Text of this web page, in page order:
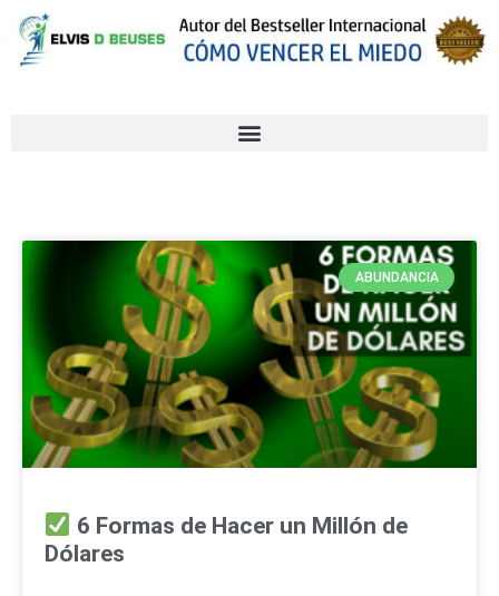
ABUNDANCIA
6 Formas de Hacer un Millón de
Dólares